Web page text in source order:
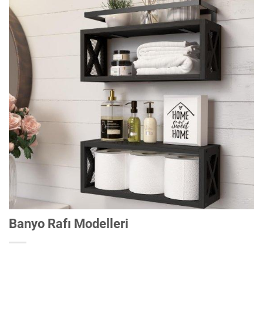
Banyo Rafı Modelleri